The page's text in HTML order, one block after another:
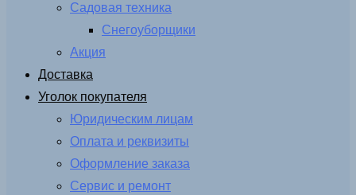
Садовая техника
Снегоуборщики
Акция
Доставка
Уголок покупателя
Юридическим лицам
Оплата и реквизиты
Оформление заказа
Сервис и ремонт